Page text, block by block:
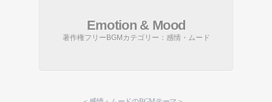
Emotion & Mood
著作権フリーBGMカテゴリー：感情・ムード